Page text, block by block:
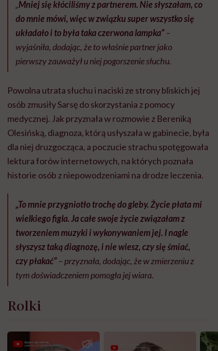
„Mniej się kłóciliśmy z partnerem. Nie słyszałam, co
do mnie mówi, więc w związku super wszystko się
układało i to była taka czerwona lampka”–
wyjaśniła, dodając, że to właśnie partner jako
pierwszy zauważył u niej pogorszenie słuchu.
Powolna utrata słuchu i naciski ze strony bliskich jej
osób zmusiły Sarsę do skorzystania z pomocy
medycznej. Jak przyznała w rozmowie z Bereniką
Olesińską, diagnoza, którą usłyszała w gabinecie, była
dla niej druzgocząca, a poczucie strachu spotęgowała
lektura forów internetowych, na których poznała
historie osób z niepowodzeniami na drodze leczenia.
„To mnie przygniotło trochę do gleby. Życie płata mi
wielkiego figla. Ja całe swoje życie związałam z
tworzeniem muzyki i wykonywaniem jej. I nagle
słyszysz taką diagnozę, i nie wiesz, czy się śmiać,
czy płakać”– przyznała, dodając, że w zmierzeniu z
tym doświadczeniem pomogła jej wiara.
Rolki